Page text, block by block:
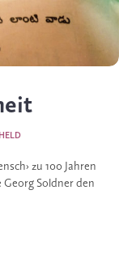
zu 100 Jahren
Soldner den